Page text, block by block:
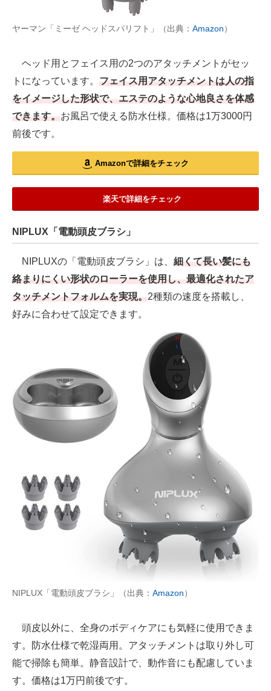
ヤーマン「ミーゼ ヘッドスパリフト」（出典： Amazon）
ヘッド用とフェイス用の2つのアタッチメントがセッ
トになっています。 フェイス用アタッチメントは人の指
をイメージした形状で、エステのような心地良さを体感
できます。お風呂で使える防水仕様。価格は1万3000円
前後です。
Amazonで詳細をチェック
楽天で詳細をチェック
NIPLUX「電動頭皮ブラシ」
NIPLUXの「電動頭皮ブラシ」は、 細くて長い髪にも
絡まりにくい形状のローラーを使用し、最適化されたア
タッチメントフォルムを実現。2種類の速度を搭載し、
好みに合わせて設定できます。
NIPLUX「電動頭皮ブラシ」（出典： Amazon）
頭皮以外に、全身のボディケアにも気軽に使用できま
す。防水仕様で乾湿両用。アタッチメントは取り外し可
能で掃除も簡単。静音設計で、動作音にも配慮していま
す。価格は1万円前後です。